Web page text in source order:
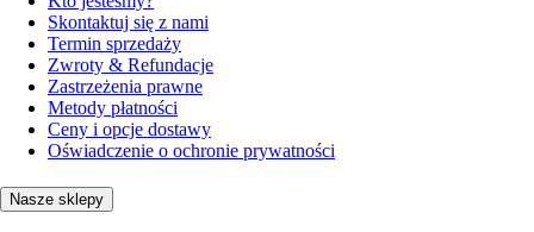
Skontaktuj się z nami
Termin sprzedaży
Zwroty & Refundacje
Zastrzeżenia prawne
Metody płatności
Ceny i opcje dostawy
Oświadczenie o ochronie prywatności
Nasze sklepy